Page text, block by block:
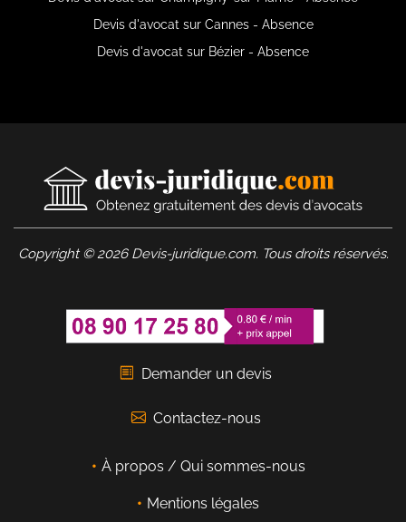
Devis d'avocat sur Cannes - Absence
Devis d'avocat sur Bézier - Absence
Copyright © 2026 Devis-juridique.com. Tous droits réservés.
Demander un devis
Contactez-nous
À propos / Qui sommes-nous
Mentions légales